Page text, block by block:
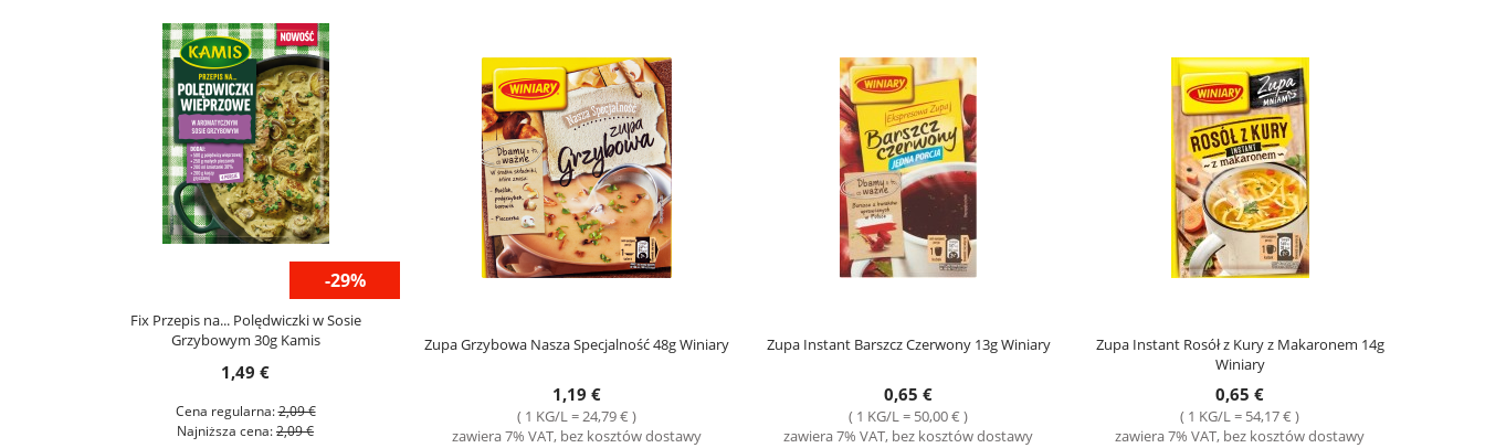
-29%
Fix Przepis na... Polędwiczki w Sosie
Grzybowym 30g Kamis
1,49 €
Cena regularna:2,09 €
Najniższa cena:2,09 €
-29%
30g Kamis
Cena regularna:2,09 €
Najniższa cena: 2,09 €
-30%
Cena regularna: 4,99 €
Najniższa cena:4,99 €
-24%
Cena regularna:4,59 €
Najniższa cena:4,59 €
Pigwową 340g Wedel
Zupa Grzybowa Nasza Specjalność 48g Winiary
1,19 €
( 1 KG/L = 24,79 € )
zawiera 7% VAT, bez kosztów dostawy
Zupa Instant Barszcz Czerwony 13g Winiary
0,65 €
( 1 KG/L = 50,00 € )
zawiera 7% VAT, bez kosztów dostawy
Zupa Instant Rosół z Kury z Makaronem 14g
Winiary
0,65 €
( 1 KG/L = 54,17 € )
zawiera 7% VAT, bez kosztów dostawy